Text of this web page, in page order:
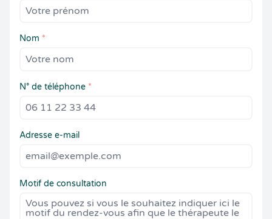
Nom *
N° de téléphone *
Adresse e-mail
Motif de consultation